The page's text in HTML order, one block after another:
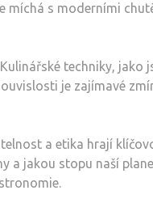
míchá s moderními
techniky,
je zajímavé
a etika hrají
a jakou stopu naší